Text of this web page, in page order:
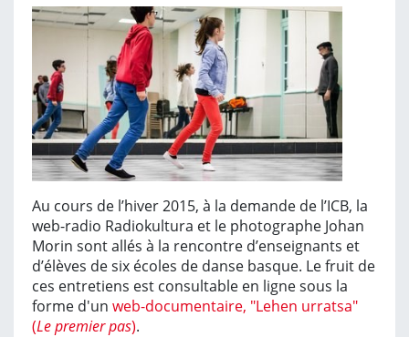
Au cours de l’hiver 2015, à la demande de l’ICB, la
web-radio Radiokultura et le photographe Johan
Morin sont allés à la rencontre d’enseignants et
d’élèves de six écoles de danse basque. Le fruit de
ces entretiens est consultable en ligne sous la
forme d'un web-documentaire, "Lehen urratsa"
(Le premier pas).